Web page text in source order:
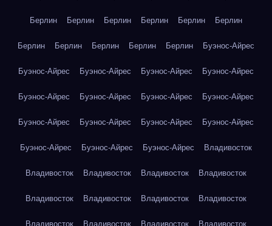
Берлин Берлин Берлин Берлин Берлин Берлин
Берлин Берлин Берлин Берлин Берлин Буэнос-Айрес
Буэнос-Айрес Буэнос-Айрес Буэнос-Айрес Буэнос-Айрес
Буэнос-Айрес Буэнос-Айрес Буэнос-Айрес Буэнос-Айрес
Буэнос-Айрес Буэнос-Айрес Буэнос-Айрес Буэнос-Айрес
Буэнос-Айрес Буэнос-Айрес Буэнос-Айрес Владивосток
Владивосток Владивосток Владивосток Владивосток
Владивосток Владивосток Владивосток Владивосток
Владивосток Владивосток Владивосток Владивосток